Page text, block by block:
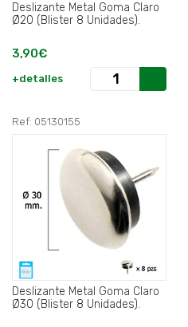
Deslizante Metal Goma Claro
Ø20 (Blister 8 Unidades).
3,90€
+detalles
Ref: 05130155
Deslizante Metal Goma Claro
Ø30 (Blister 8 Unidades).